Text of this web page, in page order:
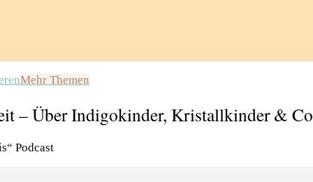
Mehr Themen
– Über Indigokinder, Kristallkinder & Co